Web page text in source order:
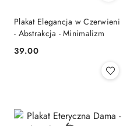
Plakat Elegancja w Czerwieni
- Abstrakcja - Minimalizm
Cena:
39.00